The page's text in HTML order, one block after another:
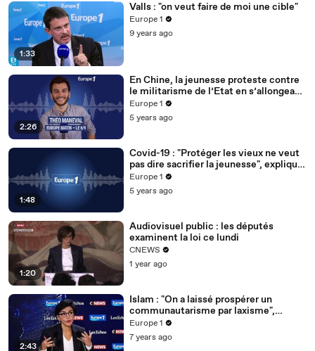
1:33
Valls : "on veut faire de moi une cible"
Europe 1
9 years ago
2:26
En Chine, la jeunesse proteste contre
le militarisme de l’Etat en s’allongeant
au sol
Europe 1
5 years ago
1:48
Covid-19 : "Protéger les vieux ne veut
pas dire sacrifier la jeunesse", explique
François de Closets
Europe 1
5 years ago
1:20
Audiovisuel public : les députés
examinent la loi ce lundi
CNEWS
1 year ago
2:43
Islam : "On a laissé prospérer un
communautarisme par laxisme",
regrette Rachida Dati
Europe 1
7 years ago